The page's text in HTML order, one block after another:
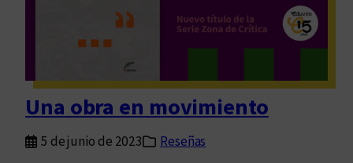
Una obra en movimiento
5 de junio de 2023
Reseñas